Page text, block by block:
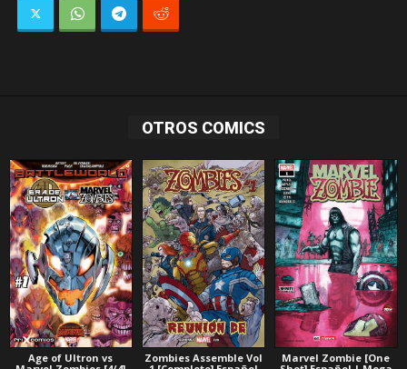
OTROS COMICS
Age of Ultron vs
Zombies Assemble Vol
Marvel Zombie [One